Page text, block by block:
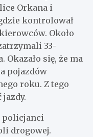
Orkana i
kontrolował
Około
33-
Okazało się, że ma
pojazdów
roku. Z tego
policjanci
drogowej.